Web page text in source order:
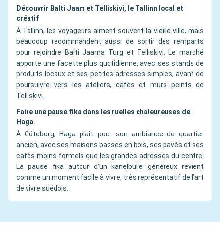
Découvrir Balti Jaam et Telliskivi, le Tallinn local et
créatif
À Tallinn, les voyageurs aiment souvent la vieille ville, mais
beaucoup recommandent aussi de sortir des remparts
pour rejoindre Balti Jaama Turg et Telliskivi. Le marché
apporte une facette plus quotidienne, avec ses stands de
produits locaux et ses petites adresses simples, avant de
poursuivre vers les ateliers, cafés et murs peints de
Telliskivi.
Faire une pause fika dans les ruelles chaleureuses de
Haga
À Göteborg, Haga plaît pour son ambiance de quartier
ancien, avec ses maisons basses en bois, ses pavés et ses
cafés moins formels que les grandes adresses du centre.
La pause fika autour d’un kanelbulle généreux revient
comme un moment facile à vivre, très représentatif de l’art
de vivre suédois.